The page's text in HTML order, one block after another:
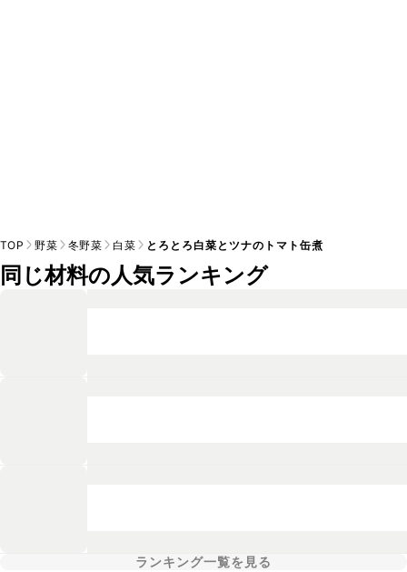
TOP 野菜 冬野菜 白菜 とろとろ白菜とツナのトマト缶煮
同じ材料の人気ランキング
ランキング一覧を見る